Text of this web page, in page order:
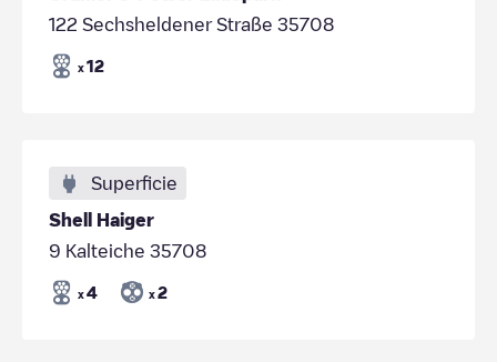
122 Sechsheldener Straße 35708
x 12
Superficie
Shell Haiger
9 Kalteiche 35708
x 4 x 2